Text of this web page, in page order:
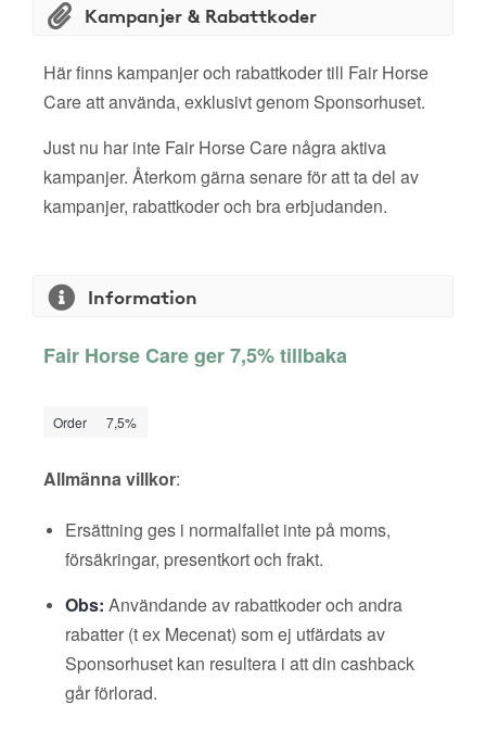
Kampanjer & Rabattkoder
Här finns kampanjer och rabattkoder till Fair Horse
Care att använda, exklusivt genom Sponsorhuset.
Just nu har inte Fair Horse Care några aktiva
kampanjer. Återkom gärna senare för att ta del av
kampanjer, rabattkoder och bra erbjudanden.
Information
Fair Horse Care ger 7,5% tillbaka
Order 7,5%
Allmänna villkor:
Ersättning ges i normalfallet inte på moms,
försäkringar, presentkort och frakt.
Obs: Användande av rabattkoder och andra
rabatter (t ex Mecenat) som ej utfärdats av
Sponsorhuset kan resultera i att din cashback
går förlorad.